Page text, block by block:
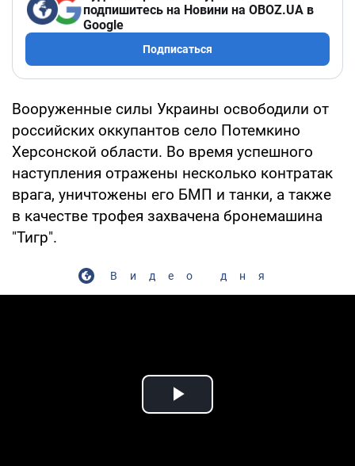
подпишитесь на Новини на OBOZ.UA в
Google
Подписаться
Вооруженные силы Украины освободили от
российских оккупантов село Потемкино
Херсонской области. Во время успешного
наступления отражены несколько контратак
врага, уничтожены его БМП и танки, а также
в качестве трофея захвачена бронемашина
"Тигр".
Видео дня
Play Video